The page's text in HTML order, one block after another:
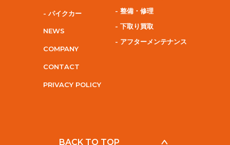
- パイクカー
NEWS
COMPANY
CONTACT
PRIVACY POLICY
- 整備・修理
- 下取り買取
- アフターメンテナンス
BACK TO TOP